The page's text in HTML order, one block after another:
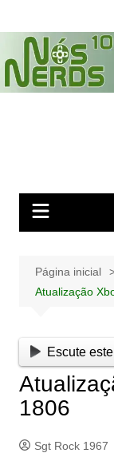
para
conteúdo
Página inicial
Atualização
Escute
1806
Sgt Rock 1967